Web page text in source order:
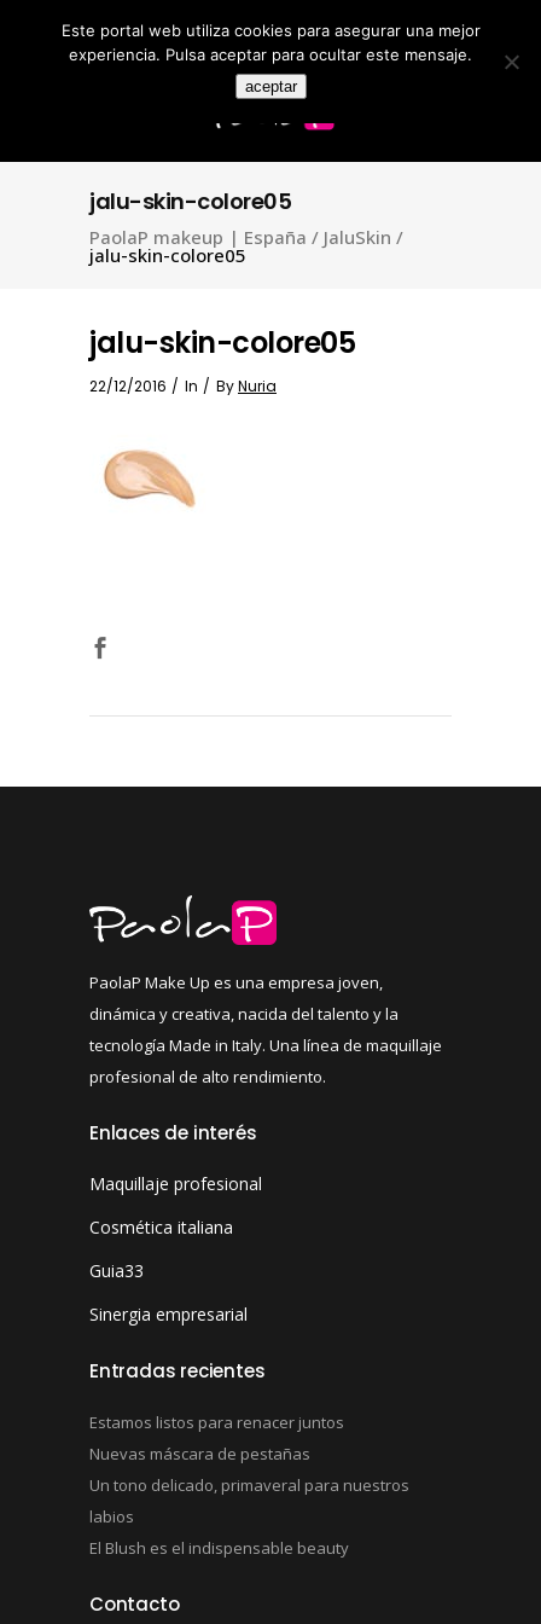
Search
for:
jalu-skin-colore05
PaolaP makeup | España / JaluSkin /
jalu-skin-colore05
jalu-skin-colore05
22/12/2016 In ByNuria
PaolaP Make Up es una empresa joven,
dinámica y creativa, nacida del talento y la
tecnología Made in Italy. Una línea de maquillaje
profesional de alto rendimiento.
Enlaces de interés
Maquillaje profesional
Cosmética italiana
Guia33
Sinergia empresarial
Entradas recientes
Estamos listos para renacer juntos
Nuevas máscara de pestañas
Un tono delicado, primaveral para nuestros
labios
El Blush es el indispensable beauty
Contacto
Este portal web utiliza cookies para asegurar una mejor
experiencia. Pulsa aceptar para ocultar este mensaje.
aceptar